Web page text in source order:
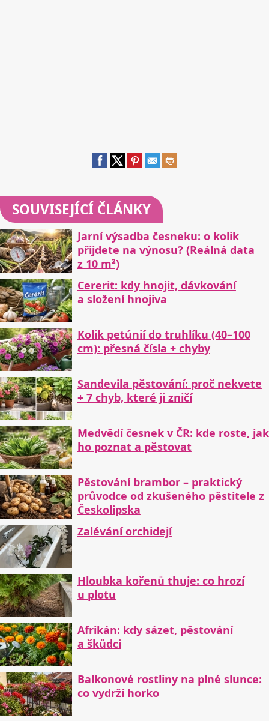
SOUVISEJÍCÍ ČLÁNKY
Jarní výsadba česneku: o kolik
přijdete na výnosu? (Reálná data
z 10 m²)
Cererit: kdy hnojit, dávkování
a složení hnojiva
Kolik petúnií do truhlíku (40–100
cm): přesná čísla + chyby
Sandevila pěstování: proč nekvete
+ 7 chyb, které ji zničí
Medvědí česnek v ČR: kde roste, jak
ho poznat a pěstovat
Pěstování brambor – praktický
průvodce od zkušeného pěstitele z
Českolipska
Zalévání orchidejí
Hloubka kořenů thuje: co hrozí
u plotu
Afrikán: kdy sázet, pěstování
a škůdci
Balkonové rostliny na plné slunce:
co vydrží horko